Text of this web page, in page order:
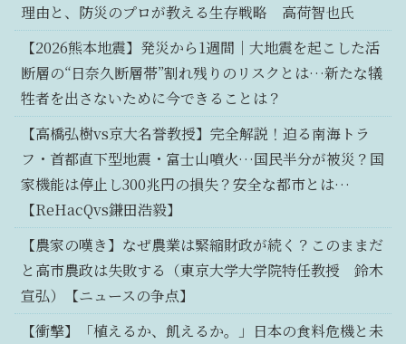
理由と、防災のプロが教える生存戦略 高荷智也氏
【2026熊本地震】発災から1週間｜大地震を起こした活
断層の“日奈久断層帯”割れ残りのリスクとは…新たな犠
牲者を出さないために今できることは？
【高橋弘樹vs京大名誉教授】完全解説！迫る南海トラ
フ・首都直下型地震・富士山噴火…国民半分が被災？国
家機能は停止し300兆円の損失？安全な都市とは…
【ReHacQvs鎌田浩毅】
【農家の嘆き】なぜ農業は緊縮財政が続く？このままだ
と高市農政は失敗する（東京大学大学院特任教授 鈴木
宣弘）【ニュースの争点】
【衝撃】「植えるか、飢えるか。」日本の食料危機と未